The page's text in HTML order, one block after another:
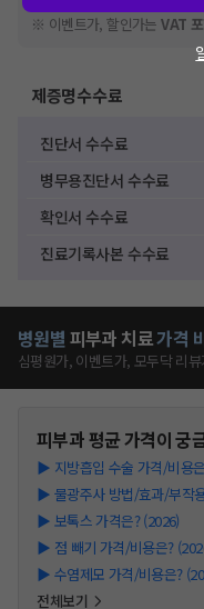
※ 이벤트가, 할인가는VAT
제증명수수료
진단서 수수료
병무용진단서 수수료
확인서 수수료
진료기록사본 수수료
병원별 피부과 치료가격
심평원가, 이벤트가, 모두닥 리
피부과평균 가격이 궁
▶ 지방흡입 수술 가격/비용
▶ 물광주사 방법/효과/부작
▶ 보톡스 가격은? (2026)
▶ 점 빼기 가격/비용은?
▶ 수염제모 가격/비용은?
전체보기